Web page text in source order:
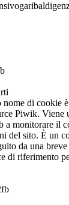
nome di cookie
Piwik. Viene
a monitorare il
del sito. È un
da una
di riferimento